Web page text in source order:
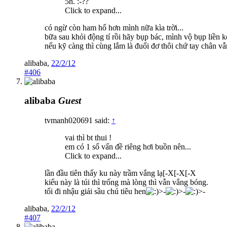
Click to expand...
có ngừ còn ham hố hơn mình nữa kìa trời...
bữa sau khỏi động tí rồi hãy bụp bác, mình vộ bụp liền
nếu kỹ càng thì cùng lắm là đuối đơ thôi chứ tay chân
alibaba, 22/2/12
#406
alibaba Guest
tvmanh020691 said: ↑
vai thì bt thui !
em có 1 số vấn đề riêng hơi buồn nên...
Click to expand...
lần đầu tiên thấy ku này trầm vắng lạ[-X[-X[-X
kiểu này là túi thì trống mà lòng thì vẫn vắng bóng.
tối đi nhậu giải sầu chú tiêu hen
>- >-
>-
alibaba, 22/2/12
#407